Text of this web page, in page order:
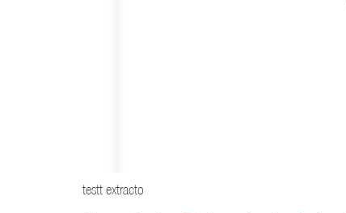
testt extracto